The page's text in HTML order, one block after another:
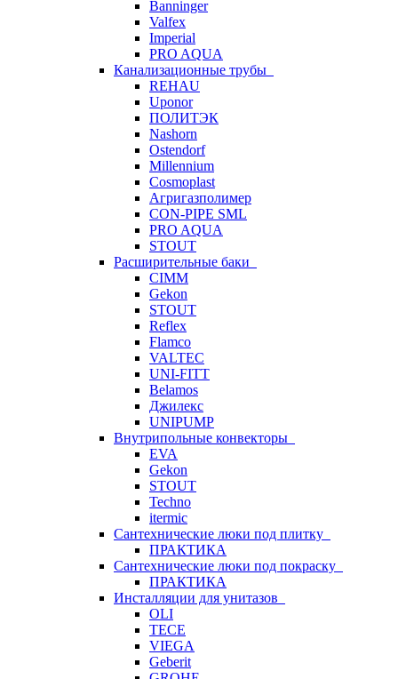
Banninger
Valfex
Imperial
PRO AQUA
Канализационные трубы
REHAU
Uponor
ПОЛИТЭК
Nashorn
Ostendorf
Millennium
Cosmoplast
Агригазполимер
CON-PIPE SML
PRO AQUA
STOUT
Расширительные баки
CIMM
Gekon
STOUT
Reflex
Flamco
VALTEC
UNI-FITT
Belamos
Джилекс
UNIPUMP
Внутрипольные конвекторы
EVA
Gekon
STOUT
Techno
itermic
Сантехнические люки под плитку
ПРАКТИКА
Сантехнические люки под покраску
ПРАКТИКА
Инсталляции для унитазов
OLI
TECE
VIEGA
Geberit